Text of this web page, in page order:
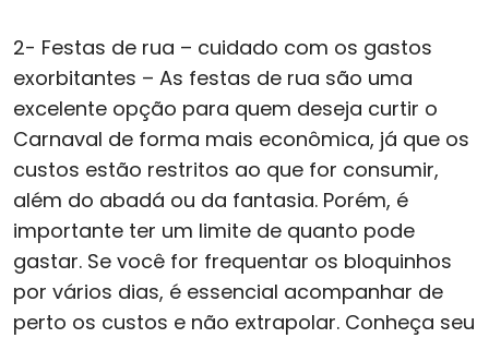
2- Festas de rua – cuidado com os gastos
exorbitantes – As festas de rua são uma
excelente opção para quem deseja curtir o
Carnaval de forma mais econômica, já que os
custos estão restritos ao que for consumir,
além do abadá ou da fantasia. Porém, é
importante ter um limite de quanto pode
gastar. Se você for frequentar os bloquinhos
por vários dias, é essencial acompanhar de
perto os custos e não extrapolar. Conheça seu